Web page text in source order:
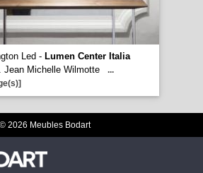
Led - Lumen Center Italia
Jean Michelle Wilmotte
...
© 2026 Meubles Bodart